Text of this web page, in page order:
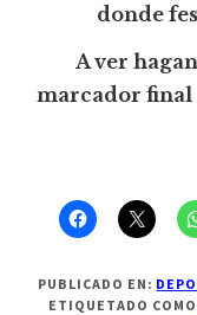
donde
A ver
marcador
PUBLICADO EN:
ETIQUETADO